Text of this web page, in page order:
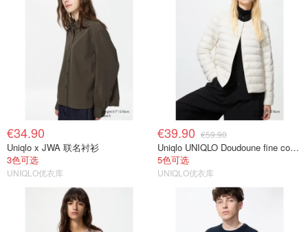
€34.90
Uniqlo x JWA 联名衬衫
3色可选
UNIQLO优衣库
€39.90 €59.90
Uniqlo UNIQLO Doudoune fine compacte 女士羽绒服
5色可选
UNIQLO优衣库